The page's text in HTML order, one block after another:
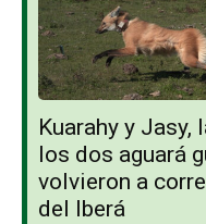
Kuarahy y
los dos aguará
volvieron a
del Iberá